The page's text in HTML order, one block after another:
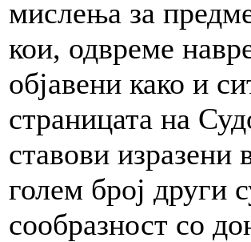
мислења за
кои, одвреме
објавени како и
страницата на
ставови изразени
голем број други
сообразност со